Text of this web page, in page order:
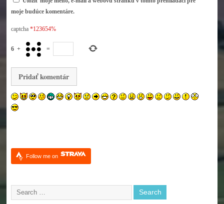
moje budúce komentáre.
captcha*123654%
6 + =
Follow me on